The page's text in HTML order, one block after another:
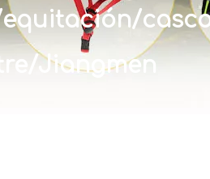
Jiangmen